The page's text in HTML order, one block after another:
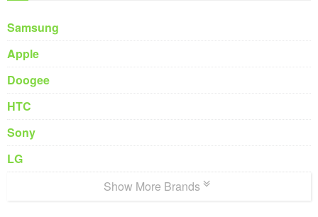
Samsung
Apple
Doogee
HTC
Sony
LG
Show More Brands